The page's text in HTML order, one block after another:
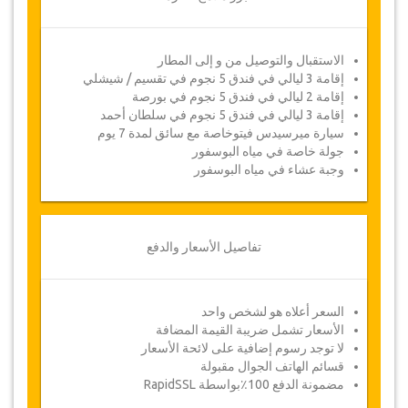
3 شخص - غرفة ثلاثية
4 شخص - 2 غرفة ثنائية سرير مزدوج / 2 سرير مفرد
5 شخص - غرفة ثلاثية و غرفة ثنائية
6 شخص - 2 غرفة ثلاثية
إذا أردت طلب غرف مغايرة مثل غرفة عائلية أو غرف
منفصلة , يرجى النقر على الرابط اطرح سؤالا في
أسفل يمين هذه الصفحة
لمحة عامة عن الجولات
رحلة بحرية مع عشاء وعرض تركي ليلي في
تفاصيل الجولة
################## ####### ########
######### #####
#### ############ ############ #######
############
الاستقبال والتوصيل من و إلى المطار
إقامة 3 ليالي في فندق 5 نجوم في تقسيم / شيشلي
إقامة 2 ليالي في فندق 5 نجوم في بورصة
إقامة 3 ليالي في فندق 5 نجوم في سلطان أحمد
سيارة ميرسيدس فيتوخاصة مع سائق لمدة 7 يوم
جولة خاصة في مياه البوسفور
وجبة عشاء في مياه البوسفور
تفاصيل الأسعار والدفع
السعر أعلاه هو لشخص واحد
الأسعار تشمل ضريبة القيمة المضافة
لا توجد رسوم إضافية على لائحة الأسعار
قسائم الهاتف الجوال مقبولة
مضمونة الدفع 100٪بواسطة RapidSSL